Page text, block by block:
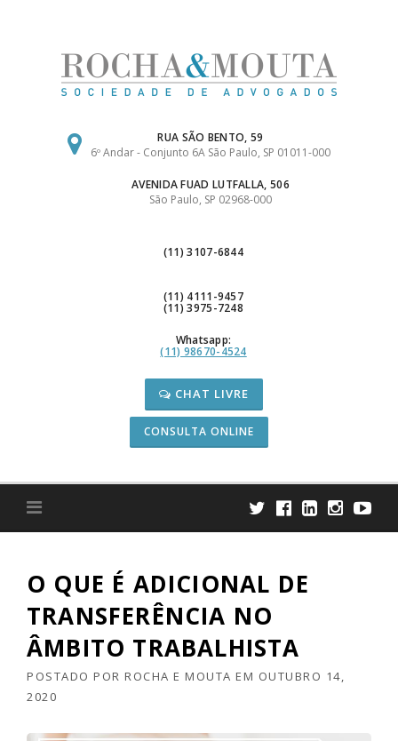
RUA SÃO BENTO, 59
6º Andar - Conjunto 6A São Paulo, SP 01011-000
AVENIDA FUAD LUTFALLA, 506
São Paulo, SP 02968-000
(11) 3107-6844
(11) 4111-9457
(11) 3975-7248
Whatsapp:
(11) 98670-4524
CHAT LIVRE
CONSULTA ONLINE
O QUE É ADICIONAL DE
TRANSFERÊNCIA NO
ÂMBITO TRABALHISTA
POSTADO POR ROCHA E MOUTA EM OUTUBRO 14,
2020